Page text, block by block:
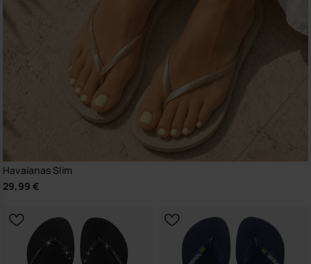
Havaianas Slim
29,99 €